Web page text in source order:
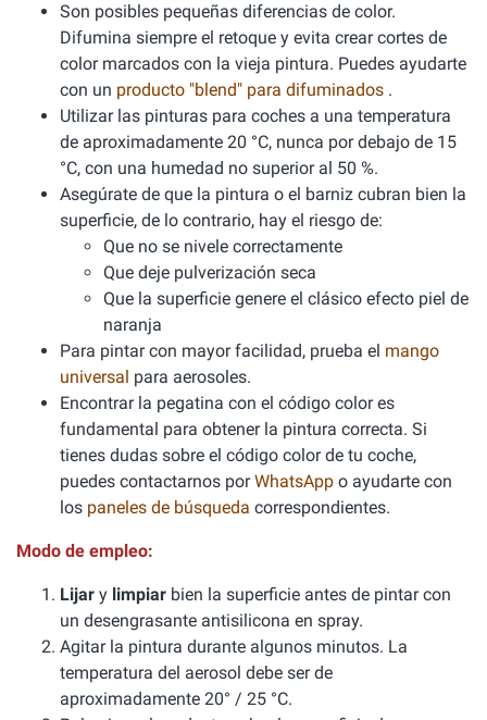
Son posibles pequeñas diferencias de color.
Difumina siempre el retoque y evita crear cortes de
color marcados con la vieja pintura. Puedes ayudarte
con un producto "blend" para difuminados .
Utilizar las pinturas para coches a una temperatura
de aproximadamente 20 °C, nunca por debajo de 15
°C, con una humedad no superior al 50 %.
Asegúrate de que la pintura o el barniz cubran bien la
superficie, de lo contrario, hay el riesgo de:
Que no se nivele correctamente
Que deje pulverización seca
Que la superficie genere el clásico efecto piel de
naranja
Para pintar con mayor facilidad, prueba el mango
universal para aerosoles.
Encontrar la pegatina con el código color es
fundamental para obtener la pintura correcta. Si
tienes dudas sobre el código color de tu coche,
puedes contactarnos porWhatsApp o ayudarte con
los paneles de búsqueda correspondientes.
Modo de empleo:
Lijar y limpiar bien la superficie antes de pintar con
un desengrasante antisilicona en spray.
Agitar la pintura durante algunos minutos. La
temperatura del aerosol debe ser de
aproximadamente 20° / 25 °C.